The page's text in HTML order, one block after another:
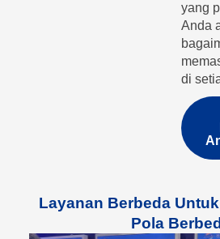
yang
Anda
di
Layanan Berbeda
Pola